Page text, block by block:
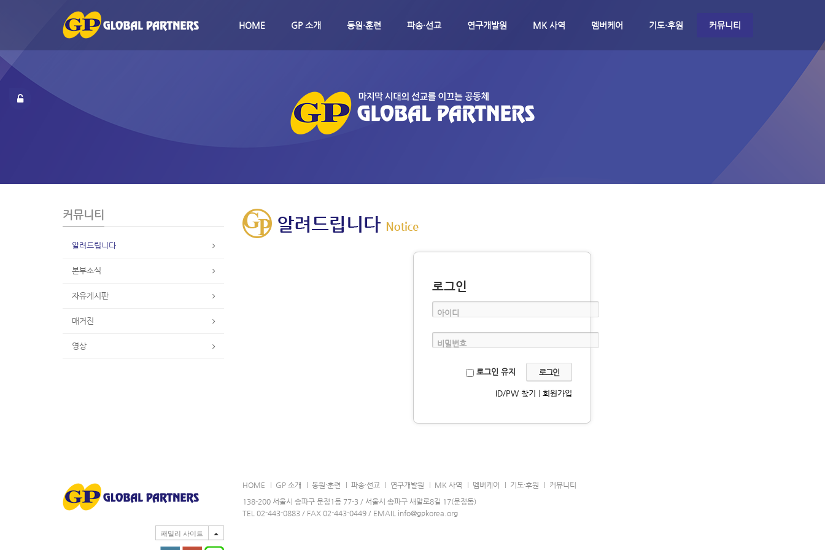
HOME GP 소개 동원·훈련 파송·선교 연구개발원 MK 사역 멤버케어 기도·후원 커뮤니티
u
b
t
커뮤니티
알려드립니다
본부소식
자유게시판
매거진
영상
로그인
아이디
비밀번호
로그인 유지
ID/PW 찾기 |회원가입
HOME GP 소개 동원·훈련 파송·선교 연구개발원 MK 사역 멤버케어 기도·후원
커뮤니티
138-200 서울시 송파구 문정1동 77-3 / 서울시 송파구 새말로8길 17(문정동)
TEL 02-443-0883 / FAX 02-443-0449 / EMAIL info@gpkorea.org
패밀리 사이트